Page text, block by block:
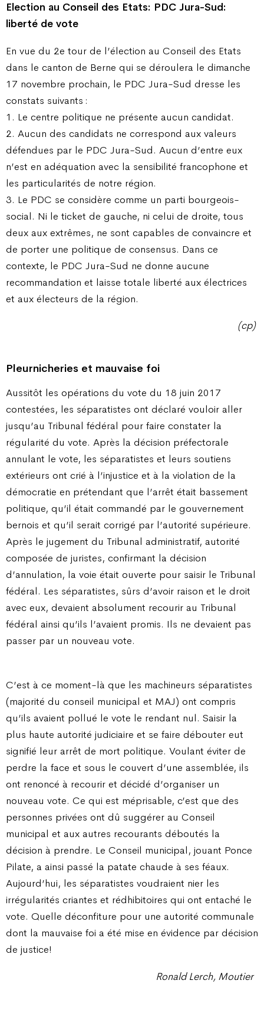
Election au Conseil des Etats: PDC Jura-Sud:
liberté de vote
En vue du 2e tour de l’élection au Conseil des Etats
dans le canton de Berne qui se déroulera le dimanche
17 novembre prochain, le PDC Jura-Sud dresse les
constats suivants :
1. Le centre politique ne présente aucun candidat.
2. Aucun des candidats ne correspond aux valeurs
défendues par le PDC Jura-Sud. Aucun d’entre eux
n’est en adéquation avec la sensibilité francophone et
les particularités de notre région.
3. Le PDC se considère comme un parti bourgeois-
social. Ni le ticket de gauche, ni celui de droite, tous
deux aux extrêmes, ne sont capables de convaincre et
de porter une politique de consensus. Dans ce
contexte, le PDC Jura-Sud ne donne aucune
recommandation et laisse totale liberté aux électrices
et aux électeurs de la région.
(cp)
Pleurnicheries et mauvaise foi
Aussitôt les opérations du vote du 18 juin 2017
contestées, les séparatistes ont déclaré vouloir aller
jusqu’au Tribunal fédéral pour faire constater la
régularité du vote. Après la décision préfectorale
annulant le vote, les séparatistes et leurs soutiens
extérieurs ont crié à l’injustice et à la violation de la
démocratie en prétendant que l’arrêt était bassement
politique, qu’il était commandé par le gouvernement
bernois et qu’il serait corrigé par l’autorité supérieure.
Après le jugement du Tribunal administratif, autorité
composée de juristes, confirmant la décision
d’annulation, la voie était ouverte pour saisir le Tribunal
fédéral. Les séparatistes, sûrs d’avoir raison et le droit
avec eux, devaient absolument recourir au Tribunal
fédéral ainsi qu’ils l’avaient promis. Ils ne devaient pas
passer par un nouveau vote.
C’est à ce moment-là que les machineurs séparatistes
(majorité du conseil municipal et MAJ) ont compris
qu’ils avaient pollué le vote le rendant nul. Saisir la
plus haute autorité judiciaire et se faire débouter eut
signifié leur arrêt de mort politique. Voulant éviter de
perdre la face et sous le couvert d’une assemblée, ils
ont renoncé à recourir et décidé d’organiser un
nouveau vote. Ce qui est méprisable, c’est que des
personnes privées ont dû suggérer au Conseil
municipal et aux autres recourants déboutés la
décision à prendre. Le Conseil municipal, jouant Ponce
Pilate, a ainsi passé la patate chaude à ses féaux.
Aujourd’hui, les séparatistes voudraient nier les
irrégularités criantes et rédhibitoires qui ont entaché le
vote. Quelle déconfiture pour une autorité communale
dont la mauvaise foi a été mise en évidence par décision
de justice!
Ronald Lerch, Moutier